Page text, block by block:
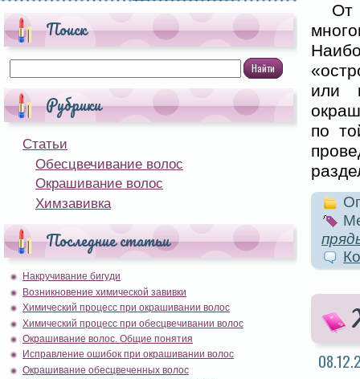
Поиск
Рубрики
Статьи
Обесцвечивание волос
Окрашивание волос
Химзавивка
Последние статьи
Накручивание бигуди
Возникновение химической завивки
Химический процесс при окрашивании волос
Химический процесс при обесцвечивании волос
Окрашивание волос. Общие понятия
Исправление ошибок при окрашивании волос
Окрашивание обесцвеченных волос
От
или
по